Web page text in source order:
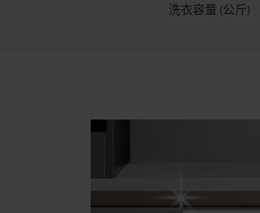
洗衣容量 (公斤)